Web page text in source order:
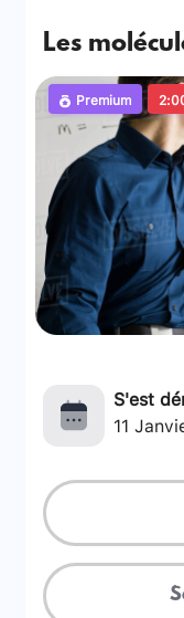
Les
Premium
S'est
11